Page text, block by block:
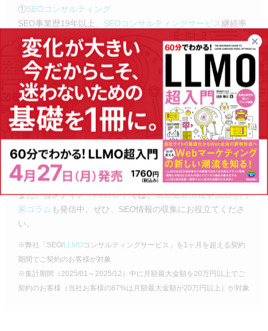
①SEOコンサルティング
SEO事業歴19年以上、 SEOコンサルティングサービス継続率
94.9％
の実績に基づき、単なる
強いマーケティングカンパニーとして、お客様の事業貢献に
向き合います。
②SEOツール「SEARCH WRITE」
「SEARCH WRITE 」は、知識を問わず使いやすい
SEOツール
です。SEOで必要な分析から施策実行・成果振り返りまでが
簡単に行える設計になっています。
■その他
関連するサービスとして
Webサイト制作や記事制作、CROコ
ンサルティング（CV改善サービス）なども承っております。
また、当メディア「PINTO!」では、SEO最新情報やSEO専門
家コラム も発信中。ぜひ、SEO情報の収集にお役立てくださ
い。
※弊社「SEO/LLMOコンサルティングサービス」を1ヶ月を超える契約
期間でご契約のお客様が対象
※集計期間（2025/01～2025/12）中に月額最大金額を20万円以上でご
契約のお客様（当社お客様の87%は月額最大金額が20万円以上）が対象